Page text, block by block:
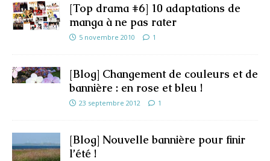
[Top drama #6] 10 adaptations de
manga à ne pas rater
5 novembre 2010 1
[Blog] Changement de couleurs et de
bannière : en rose et bleu !
23 septembre 2012 1
[Blog] Nouvelle bannière pour finir
l’été !